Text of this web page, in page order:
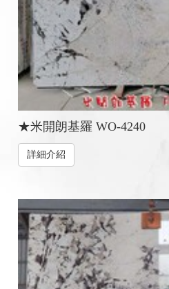
★米開朗基羅 WO-4240
詳細介紹